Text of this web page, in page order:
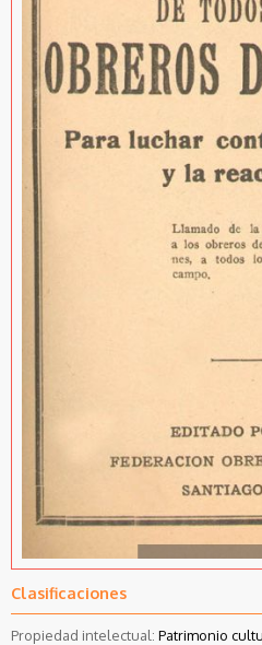
Clasificaciones
Propiedad intelectual: Patrimonio